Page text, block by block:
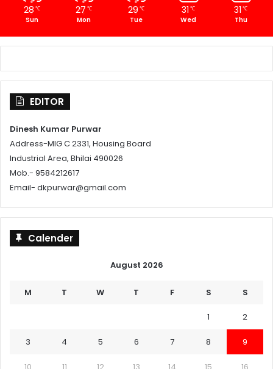
28 ℃
Sun
27 ℃
Mon
29 ℃
Tue
31 ℃
Wed
31 ℃
Thu
EDITOR
Dinesh Kumar Purwar
Address-MIG C 2331, Housing Board
Industrial Area, Bhilai 490026
Mob.- 9584212617
Email- dkpurwar@gmail.com
Calender
August 2026
M T W T F S S
1 2
3 4 5 6 7 8 9